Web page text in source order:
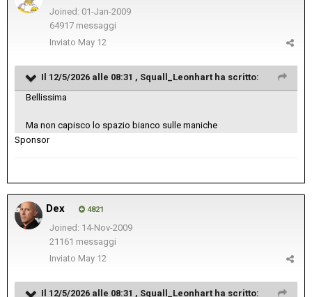
Joined: 01-Jan-2009
64917 messaggi
Inviato May 12
Il 12/5/2026 alle 08:31 , Squall_Leonhart ha scritto:
Bellissima
Ma non capisco lo spazio bianco sulle maniche
Sponsor
Dex 4821
Joined: 14-Nov-2009
21161 messaggi
Inviato May 12
Il 12/5/2026 alle 08:31 , Squall_Leonhart ha scritto: